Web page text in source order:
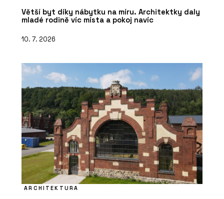
Větší byt díky nábytku na míru. Architektky daly
mladé rodině víc místa a pokoj navíc
10. 7. 2026
ARCHITEKTURA